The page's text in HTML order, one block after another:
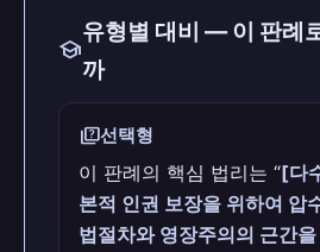
school
유형별 대비 — 이 판례
까
quiz선택형
이 판례의 핵심 법리는 “[다
본적 인권 보장을 위하여 압
법절차와 영장주의의 근간